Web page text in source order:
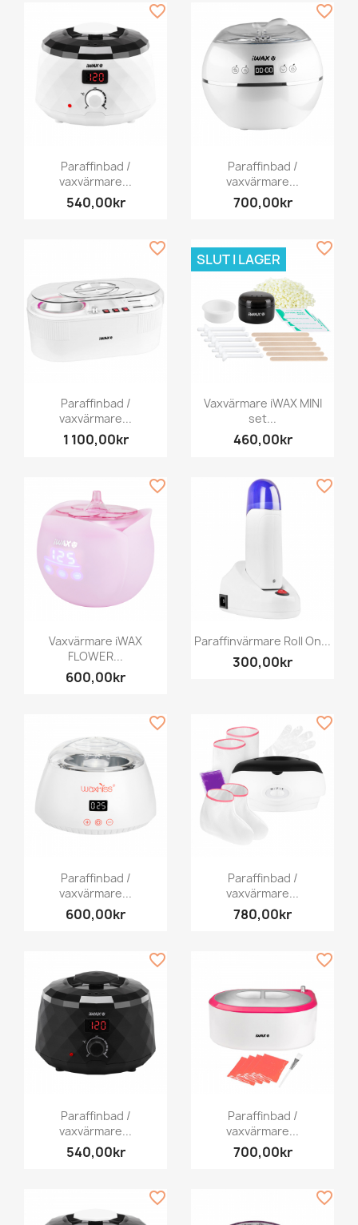
Paraffinbad /
vaxvärmare...
540,00kr
favorite_border
Paraffinbad /
vaxvärmare...
700,00kr
favorite_border
Paraffinbad /
vaxvärmare...
1 100,00kr
favorite_border
Vaxvärmare iWAX MINI
set...
460,00kr
SLUT I LAGER
favorite_border
Vaxvärmare iWAX
FLOWER...
600,00kr
favorite_border
Paraffinvärmare Roll On...
300,00kr
favorite_border
Paraffinbad /
vaxvärmare...
600,00kr
favorite_border
Paraffinbad /
vaxvärmare...
780,00kr
favorite_border
Paraffinbad /
vaxvärmare...
540,00kr
favorite_border
Paraffinbad /
vaxvärmare...
700,00kr
favorite_border
favorite_border favorite_border